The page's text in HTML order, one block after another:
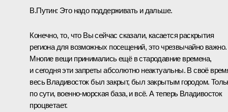
В.Путин: Это надо поддерживать и дальше.
Конечно, то, что Вы сейчас сказали, касается раскрытия
региона для возможных посещений, это чрезвычайно важно.
Многие вещи принимались ещё в стародавние времена,
и сегодня эти запреты абсолютно неактуальны. В своё
весь Владивосток был закрыт, был закрытым городом.
по сути, военно-морская база, и всё. А теперь Владивосток
процветает.